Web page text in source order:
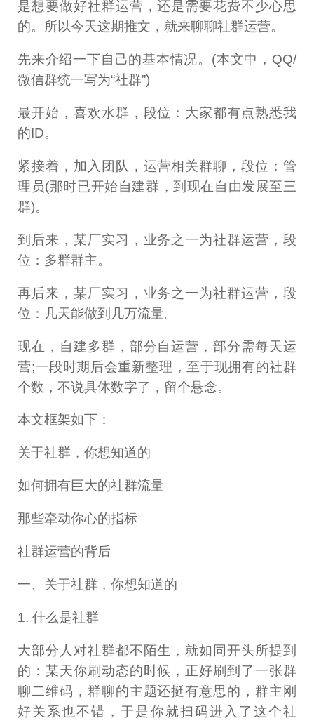
是想要做好社群运营，还是需要花费不少心思
的。所以今天这期推文，就来聊聊社群运营。
先来介绍一下自己的基本情况。(本文中，QQ/
微信群统一写为“社群”)
最开始，喜欢水群，段位：大家都有点熟悉我
的ID。
紧接着，加入团队，运营相关群聊，段位：管
理员(那时已开始自建群，到现在自由发展至三
群)。
到后来，某厂实习，业务之一为社群运营，段
位：多群群主。
再后来，某厂实习，业务之一为社群运营，段
位：几天能做到几万流量。
现在，自建多群，部分自运营，部分需每天运
营;一段时期后会重新整理，至于现拥有的社群
个数，不说具体数字了，留个悬念。
本文框架如下：
关于社群，你想知道的
如何拥有巨大的社群流量
那些牵动你心的指标
社群运营的背后
一、关于社群，你想知道的
1. 什么是社群
大部分人对社群都不陌生，就如同开头所提到
的：某天你刷动态的时候，正好刷到了一张群
聊二维码，群聊的主题还挺有意思的，群主刚
好关系也不错，于是你就扫码进入了这个社